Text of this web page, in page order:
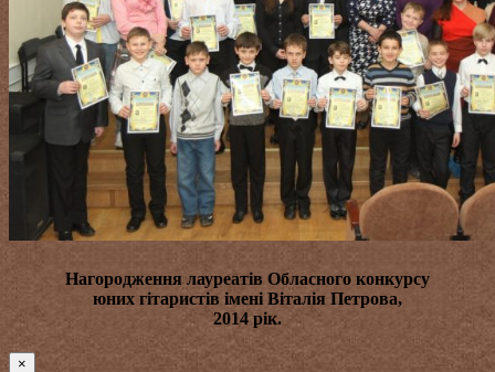
Нагородження лауреатів Обласного конкурсу
юних гітаристів імені Віталія Петрова,
2014 рік.
×